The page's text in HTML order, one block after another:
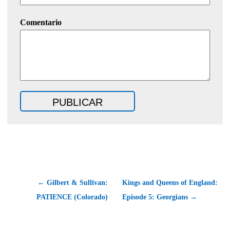
Comentario
← Gilbert & Sullivan:
PATIENCE (Colorado)
Kings and Queens of England:
Episode 5: Georgians →